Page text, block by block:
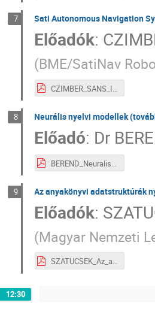
7 Sati Autonomous Navigation
Előadók:
(BME/SatiNav
CZIMBER_SANS_II_3.pdf
8 Neurális nyelvi modellek
Előadó: Dr
9 Az anyakönyvi adatstruktúrák
Előadók:
(Magyar Nemzeti
SZATUCSEK_Az_anyakonyvi adatstrukturák_II_5.pdf
12:30